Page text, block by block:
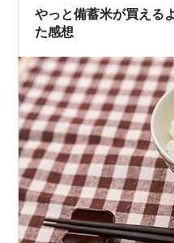
て、近所じゅうを巻き込
な…
やっと備蓄米が買える
た感想